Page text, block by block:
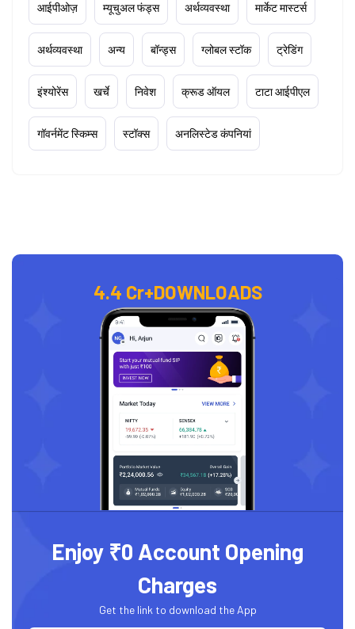
आईपीओज़ म्यूचुअल फंड्स अर्थव्यवस्था मार्केट मास्टर्स
अर्थव्यवस्था अन्य बॉन्ड्स ग्लोबल स्टॉक ट्रेडिंग
इंश्योरेंस खर्चे निवेश क्रूड ऑयल टाटा आईपीएल
गॉवर्नमेंट स्किम्स स्टॉक्स अनलिस्टेड कंपनियां
4.4 Cr+DOWNLOADS
Enjoy ₹0 Account Opening
Charges
Get the link to download the App